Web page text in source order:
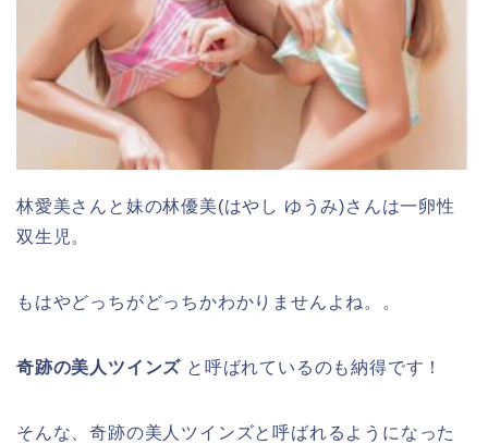
林愛美さんと妹の林優美(はやし ゆうみ)さんは一卵性
双生児。
もはやどっちがどっちかわかりませんよね。。
奇跡の美人ツインズ と呼ばれているのも納得です！
そんな、奇跡の美人ツインズと呼ばれるようになった